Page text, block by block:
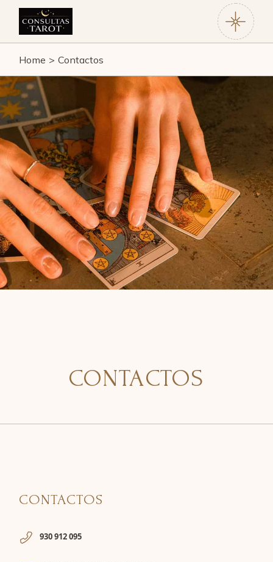
Home Contactos
CONTACTOS
CONTACTOS
930 912 095